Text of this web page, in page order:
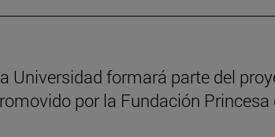
Universidad formará parte del
por la Fundación Princesa